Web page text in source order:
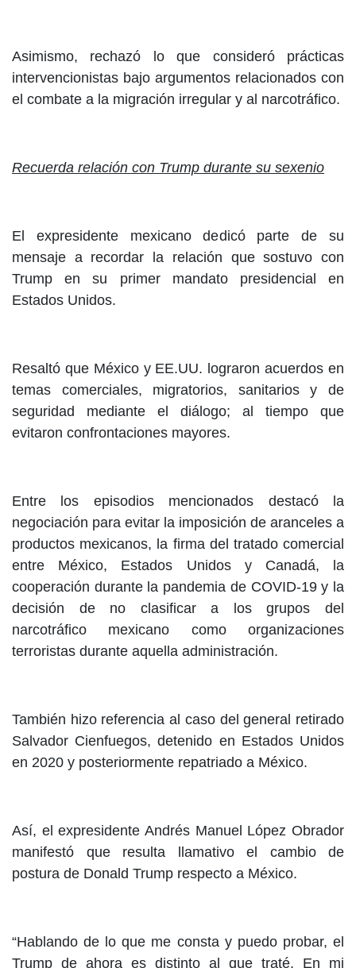
Asimismo, rechazó lo que consideró prácticas
intervencionistas bajo argumentos relacionados con
el combate a la migración irregular y al narcotráfico.
Recuerda relación con Trump durante su sexenio
El expresidente mexicano dedicó parte de su
mensaje a recordar la relación que sostuvo con
Trump en su primer mandato presidencial en
Estados Unidos.
Resaltó que México y EE.UU. lograron acuerdos en
temas comerciales, migratorios, sanitarios y de
seguridad mediante el diálogo; al tiempo que
evitaron confrontaciones mayores.
Entre los episodios mencionados destacó la
negociación para evitar la imposición de aranceles a
productos mexicanos, la firma del tratado comercial
entre México, Estados Unidos y Canadá, la
cooperación durante la pandemia de COVID-19 y la
decisión de no clasificar a los grupos del
narcotráfico mexicano como organizaciones
terroristas durante aquella administración.
También hizo referencia al caso del general retirado
Salvador Cienfuegos, detenido en Estados Unidos
en 2020 y posteriormente repatriado a México.
Así, el expresidente Andrés Manuel López Obrador
manifestó que resulta llamativo el cambio de
postura de Donald Trump respecto a México.
“Hablando de lo que me consta y puedo probar, el
Trump de ahora es distinto al que traté. En mi